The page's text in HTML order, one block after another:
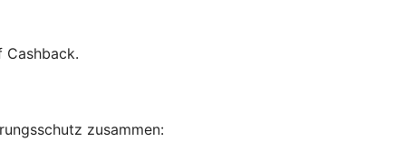
Cashback.
zusammen: